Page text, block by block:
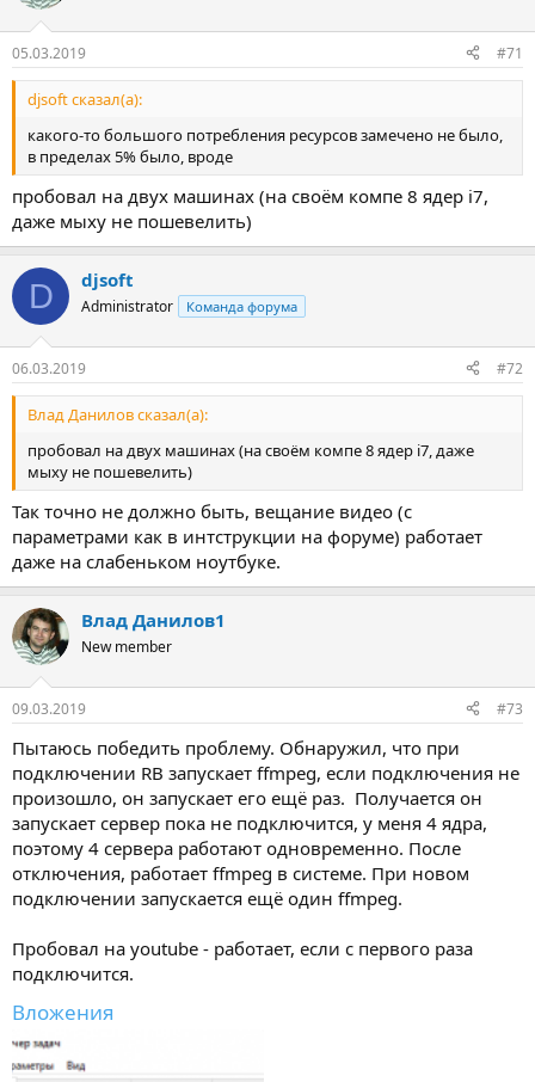
05.03.2019 #71
djsoft сказал(а):
какого-то большого потребления ресурсов замечено не было,
в пределах 5% было, вроде
пробовал на двух машинах (на своём компе 8 ядер i7,
даже мыху не пошевелить)
D djsoft
Administrator Команда форума
06.03.2019 #72
Влад Данилов сказал(а):
пробовал на двух машинах (на своём компе 8 ядер i7, даже
мыху не пошевелить)
Так точно не должно быть, вещание видео (с
параметрами как в интструкции на форуме) работает
даже на слабеньком ноутбуке.
Влад Данилов1
New member
09.03.2019 #73
Пытаюсь победить проблему. Обнаружил, что при
подключении RB запускает ffmpeg, если подключения не
произошло, он запускает его ещё раз. Получается он
запускает сервер пока не подключится, у меня 4 ядра,
поэтому 4 сервера работают одновременно. После
отключения, работает ffmpeg в системе. При новом
подключении запускается ещё один ffmpeg.
Пробовал на youtube - работает, если с первого раза
подключится.
Вложения